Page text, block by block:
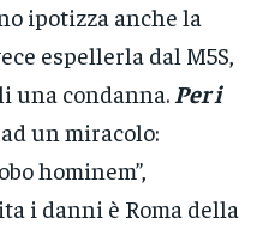
ipotizza anche la
espellerla dal M5S,
una condanna. Per i
un miracolo:
hominem”,
i danni è Roma della